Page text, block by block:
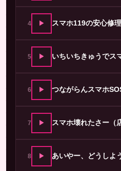
4 ▶ スマホ119の安心修
5 ▶ いちいちきゅうでス
6 ▶ つながらんスマホ
7 ▶ スマホ壊れたさー（
8 ▶ あいやー、どうしよ